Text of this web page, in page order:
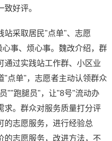
好评。
站采取居民"点单"、志愿
事、烦心事。魏改介绍，群
通过实践站工作群、小区业
"点单"，志愿者主动认领群众
""跑腿员"，让"8号"流动办
求。群众对服务质量打分评
的志愿服务，进行经验总
的志愿服务，改进方法，不